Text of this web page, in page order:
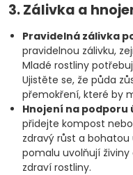
3. Zálivka a
Pravidelná zálivka
pravidelnou zálivku,
Mladé rostliny
Ujistěte se, že půda
přemokření, které by
Hnojení na podporu
přidejte kompost
zdravý růst a bohatou
pomalu uvolňují
zdraví rostliny.